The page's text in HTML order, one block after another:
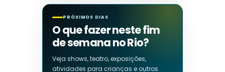
PRÓXIMOS DIAS
O que fazer neste fim
de semana no Rio?
Veja shows, teatro, exposições,
atividades para crianças e outros